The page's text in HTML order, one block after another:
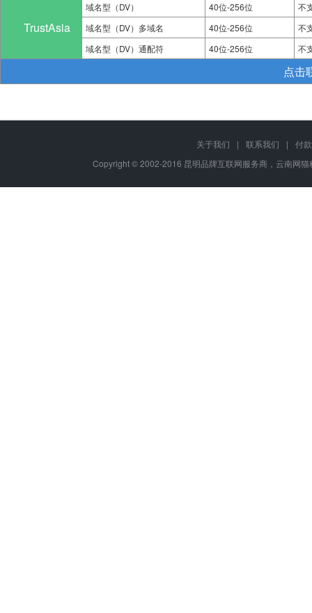
TrustAsia
域名型（DV） 40位-256位
不
域名型（DV）多域名
40位-256位
不
域名型（DV）通配符
40位-256位 不
点击
关于我们 | 联系我们 |
付
Copyright © 2002-2016 昆明品牌互联网服务商，云南网